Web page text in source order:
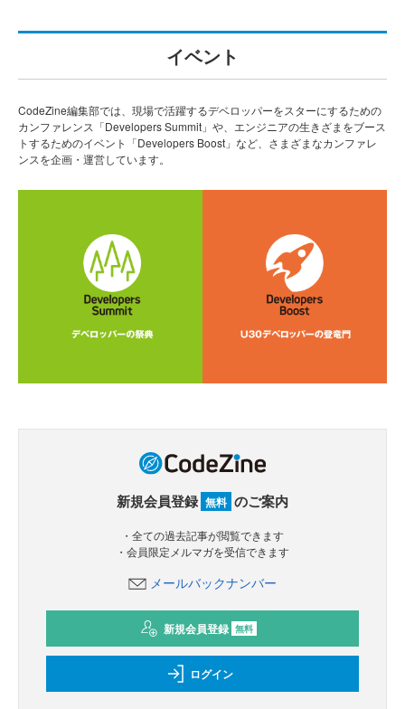
イベント
CodeZine編集部では、現場で活躍するデベロッパーをスターにするための
カンファレンス「Developers Summit」や、エンジニアの生きざまをブース
トするためのイベント「Developers Boost」など、さまざまなカンファレ
ンスを企画・運営しています。
新規会員登録 無料 のご案内
・全ての過去記事が閲覧できます
・会員限定メルマガを受信できます
メールバックナンバー
新規会員登録 無料
ログイン